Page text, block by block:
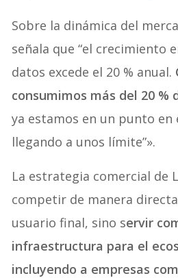
Sobre la dinámica del
señala que “el crecimiento
datos excede el 20 % anual.
consumimos más del 20
ya estamos en un punto en
llegando a unos límite”».
La estrategia comercial de
competir de manera
usuario final, sino servir
infraestructura para el
incluyendo a empresas